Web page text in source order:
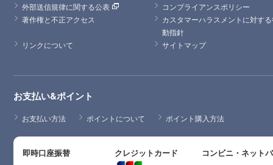
外部送信規律に関する公表
コンプライアンスポリシー
著作権と不正アクセス
カスタマーハラスメントに対す
動指針
リンクについて
サイトマップ
お支払い&ポイント
お支払い方法 ポイントについて ポイント購入方法
即時口座振替 クレジットカード コンビニ・ネット